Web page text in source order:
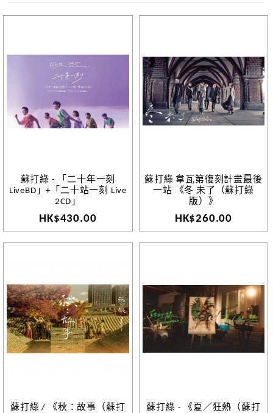
蘇打綠 - 「二十年一刻
LiveBD」+「二十站一刻 Live
2CD」
HK$430.00
蘇打綠 韋瓦第復刻計畫最後
一站 《冬 未了（蘇打綠
版）》
HK$260.00
蘇打綠 / 《秋：故事（蘇打
蘇打綠 - 《夏／狂熱（蘇打